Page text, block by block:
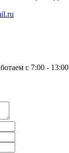
с 7:00 - 13:00